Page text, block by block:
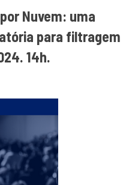
Nuvem: uma
para filtragem
14h.